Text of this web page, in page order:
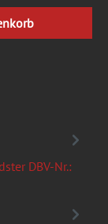
DBV-Nr.: